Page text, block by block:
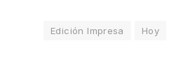
Edición Impresa Hoy